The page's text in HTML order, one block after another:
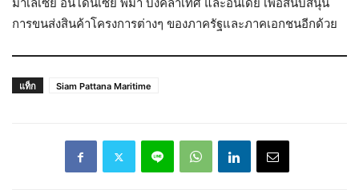
มาเลเซีย อินโดนีเซีย พม่า บังคลาเทศ และอินเดีย เพื่อสนับสนุน
การขนส่งสินค้าโครงการต่างๆ ของภาครัฐและภาคเอกชนอีกด้วย
แท็ก Siam Pattana Maritime